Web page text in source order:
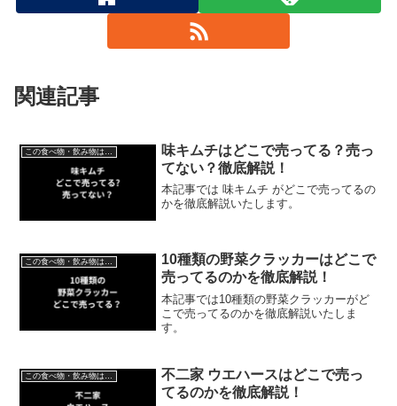
関連記事
味キムチはどこで売ってる？売っ
てない？徹底解説！
本記事では 味キムチ がどこで売ってるの
かを徹底解説いたします。
10種類の野菜クラッカーはどこで
売ってるのかを徹底解説！
本記事では10種類の野菜クラッカーがど
こで売ってるのかを徹底解説いたしま
す。
不二家 ウエハースはどこで売っ
てるのかを徹底解説！